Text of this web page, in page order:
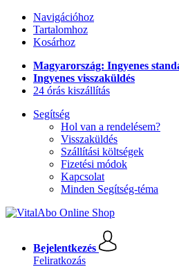
Navigációhoz
Tartalomhoz
Kosárhoz
Magyarország: Ingyenes
Ingyenes visszaküldés
24 órás kiszállítás
Segítség
Hol van a rendelésem?
Visszaküldés
Szállítási költségek
Fizetési módok
Kapcsolat
Minden Segítség-téma
Bejelentkezés
Feliratkozás